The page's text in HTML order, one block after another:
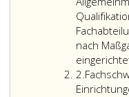
nach
2.Ziffer
2